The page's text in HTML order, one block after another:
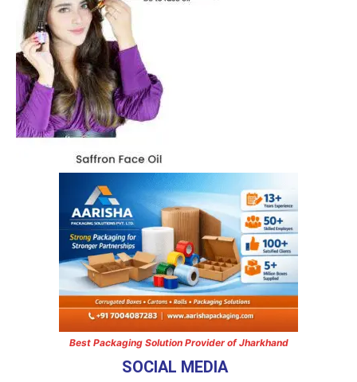
Best Packaging Solution Provider of Jharkhand
SOCIAL MEDIA